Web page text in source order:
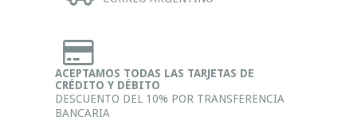
ACEPTAMOS TODAS LAS TARJETAS DE
CRÉDITO Y DÉBITO
DESCUENTO DEL 10% POR TRANSFERENCIA
BANCARIA